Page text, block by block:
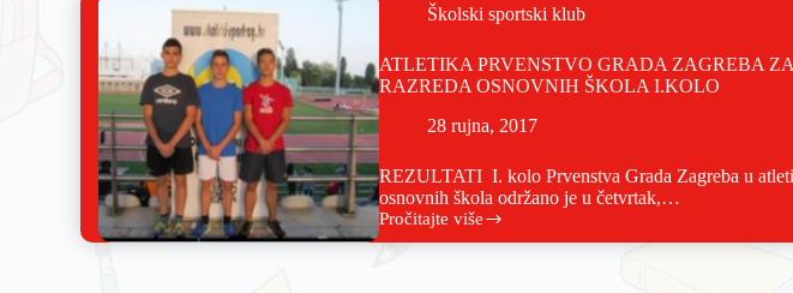
Školski sportski klub
ATLETIKA PRVENSTVO GRADA ZAGREBA
RAZREDA OSNOVNIH ŠKOLA I.KOLO
28 rujna, 2017
REZULTATI I. kolo Prvenstva Grada Zagreba u
osnovnih škola održano je u četvrtak,…
Pročitajte više